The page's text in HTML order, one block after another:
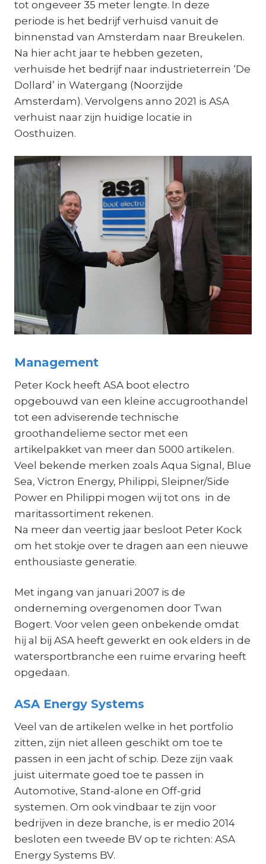
tot ongeveer 35 meter lengte. In deze
periode is het bedrijf verhuisd vanuit de
binnenstad van Amsterdam naar Breukelen.
Na hier acht jaar te hebben gezeten,
verhuisde het bedrijf naar industrieterrein ‘De
Dollard’ in Watergang (Noorzijde
Amsterdam). Vervolgens anno 2021 is ASA
verhuist naar zijn huidige locatie in
Oosthuizen.
Management
Peter Kock heeft ASA boot electro
opgebouwd van een kleine accugroothandel
tot een adviserende technische
groothandelieme sector met een
artikelpakket van meer dan 5000 artikelen.
Veel bekende merken zoals Aqua Signal, Blue
Sea, Victron Energy, Philippi, Sleipner/Side
Power en Philippi mogen wij tot ons in de
maritassortiment rekenen.
Na meer dan veertig jaar besloot Peter Kock
om het stokje over te dragen aan een nieuwe
enthousiaste generatie.
Met ingang van januari 2007 is de
onderneming overgenomen door Twan
Bogert. Voor velen geen onbekende omdat
hij al bij ASA heeft gewerkt en ook elders in de
watersportbranche een ruime ervaring heeft
opgedaan.
ASA Energy Systems
Veel van de artikelen welke in het portfolio
zitten, zijn niet alleen geschikt om toe te
passen in een jacht of schip. Deze zijn vaak
juist uitermate goed toe te passen in
Automotive, Stand-alone en Off-grid
systemen. Om ook vindbaar te zijn voor
bedrijven in deze branche, is er medio 2014
besloten een tweede BV op te richten: ASA
Energy Systems BV.